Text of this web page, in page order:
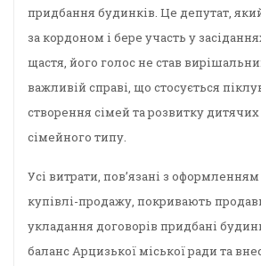
придбання будинків. Це депутат,
за кордоном і бере участь у
щастя, його голос не став
важливій справі, що стосується
створення сімей та розвитку
сімейного типу.
Усі витрати, пов’язані з
купівлі-продажу, покривають
укладання договорів придбані
баланс Арцизької міської ради та